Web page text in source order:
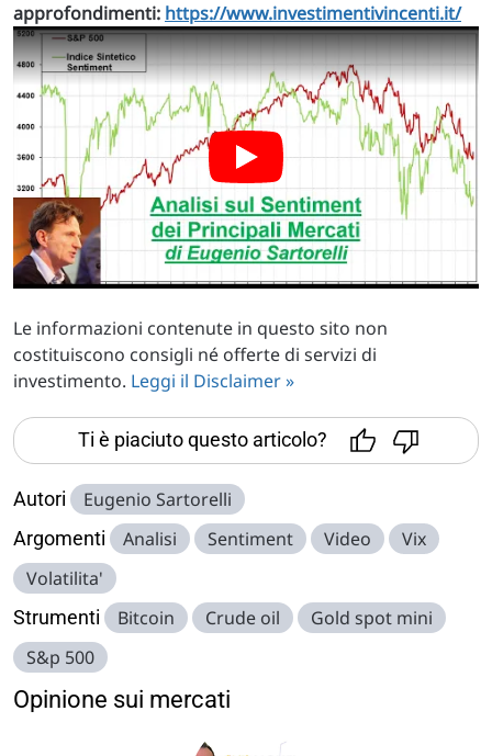
approfondimenti: https://www.investimentivincenti.it/
Le informazioni contenute in questo sito non
costituiscono consigli né offerte di servizi di
investimento. Leggi il Disclaimer »
Ti è piaciuto questo articolo?
Autori Eugenio Sartorelli
Argomenti Analisi Sentiment Video
Vix
Volatilita'
Strumenti Bitcoin Crude oil
Gold spot mini
S&p 500
Opinione sui mercati